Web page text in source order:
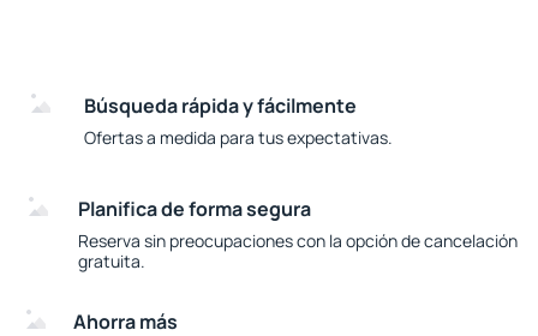
Búsqueda rápida y fácilmente
Ofertas a medida para tus expectativas.
Planifica de forma segura
Reserva sin preocupaciones con la opción de cancelación
gratuita.
Ahorra más